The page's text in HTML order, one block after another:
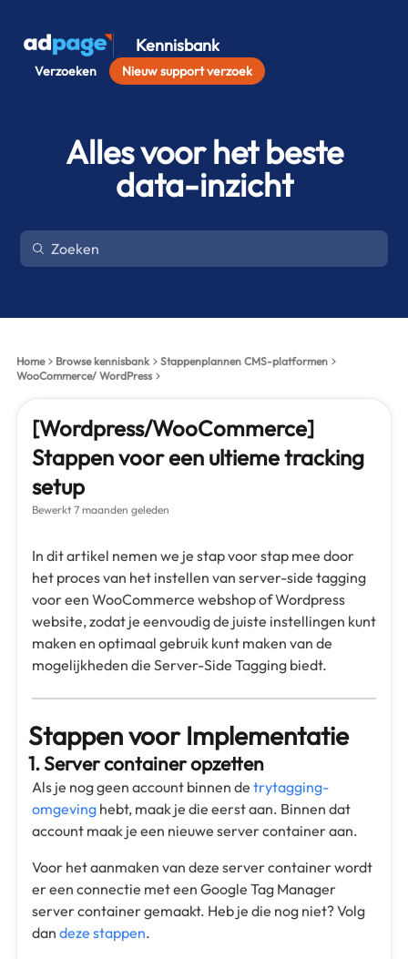
Kennisbank
Verzoeken Nieuw support verzoek
Alles voor het beste
data-inzicht
Home Browse kennisbank
Stappenplannen CMS-platformen
WooCommerce/ WordPress
[Wordpress/WooCommerce]
Stappen voor een ultieme tracking
setup
Bewerkt 7 maanden geleden
In dit artikel nemen we je stap voor stap mee door
het proces van het instellen van server-side tagging
voor een WooCommerce webshop of Wordpress
website, zodat je eenvoudig de juiste instellingen kunt
maken en optimaal gebruik kunt maken van de
mogelijkheden die Server-Side Tagging biedt.
Stappen voor Implementatie
1. Server container opzetten
Als je nog geen account binnen de trytagging-
omgeving hebt, maak je die eerst aan. Binnen dat
account maak je een nieuwe server container aan.
Voor het aanmaken van deze server container wordt
er een connectie met een Google Tag Manager
server container gemaakt. Heb je die nog niet? Volg
dan deze stappen.